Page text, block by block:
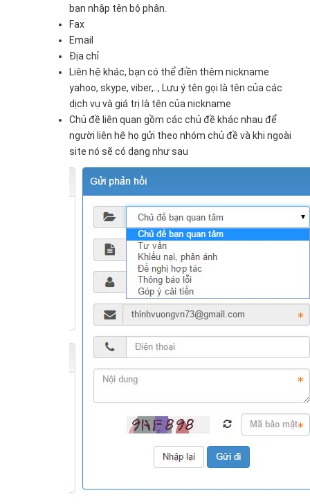
bạn nhập tên bộ phân.
Fax
Email
Địa chỉ
Liên hệ khác, bạn có thể điền thêm nickname
yahoo, skype, viber,.., Lưu ý tên gọi là tên của các
dịch vụ và giá trị là tên của nickname
Chủ đề liên quan gồm các chủ đề khác nhau để
người liên hệ họ gửi theo nhóm chủ đề và khi ngoài
site nó sẽ có dạng như sau